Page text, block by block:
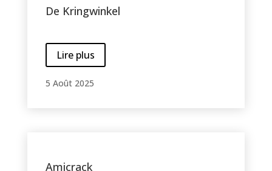
De Kringwinkel
Lire plus
5 Août 2025
Amicrack